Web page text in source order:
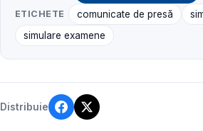
ETICHETE comunicate de presă
simulare examene
Distribuie